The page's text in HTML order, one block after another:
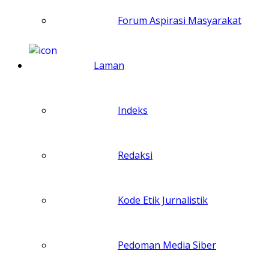
Forum Aspirasi Masyarakat
Laman
Indeks
Redaksi
Kode Etik Jurnalistik
Pedoman Media Siber